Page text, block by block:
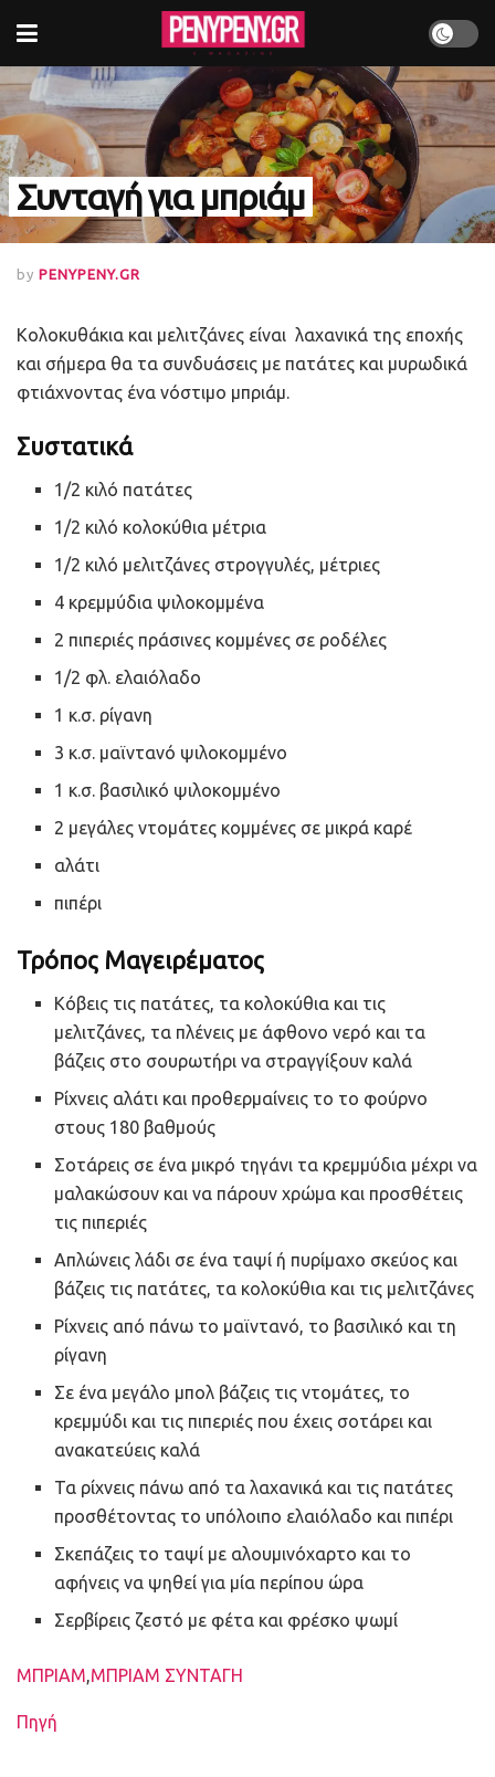
Συνταγή για μπριάμ
by PENYPENY.GR
Κολοκυθάκια και μελιτζάνες είναι λαχανικά της εποχής
και σήμερα θα τα συνδυάσεις με πατάτες και μυρωδικά
φτιάχνοντας ένα νόστιμο μπριάμ.
Συστατικά
1/2 κιλό πατάτες
1/2 κιλό κολοκύθια μέτρια
1/2 κιλό μελιτζάνες στρογγυλές, μέτριες
4 κρεμμύδια ψιλοκομμένα
2 πιπεριές πράσινες κομμένες σε ροδέλες
1/2 φλ. ελαιόλαδο
1 κ.σ. ρίγανη
3 κ.σ. μαϊντανό ψιλοκομμένο
1 κ.σ. βασιλικό ψιλοκομμένο
2 μεγάλες ντομάτες κομμένες σε μικρά καρέ
αλάτι
πιπέρι
Τρόπος Μαγειρέματος
Κόβεις τις πατάτες, τα κολοκύθια και τις
μελιτζάνες, τα πλένεις με άφθονο νερό και τα
βάζεις στο σουρωτήρι να στραγγίξουν καλά
Ρίχνεις αλάτι και προθερμαίνεις το το φούρνο
στους 180 βαθμούς
Σοτάρεις σε ένα μικρό τηγάνι τα κρεμμύδια μέχρι να
μαλακώσουν και να πάρουν χρώμα και προσθέτεις
τις πιπεριές
Απλώνεις λάδι σε ένα ταψί ή πυρίμαχο σκεύος και
βάζεις τις πατάτες, τα κολοκύθια και τις μελιτζάνες
Ρίχνεις από πάνω το μαϊντανό, το βασιλικό και τη
ρίγανη
Σε ένα μεγάλο μπολ βάζεις τις ντομάτες, το
κρεμμύδι και τις πιπεριές που έχεις σοτάρει και
ανακατεύεις καλά
Τα ρίχνεις πάνω από τα λαχανικά και τις πατάτες
προσθέτοντας το υπόλοιπο ελαιόλαδο και πιπέρι
Σκεπάζεις το ταψί με αλουμινόχαρτο και το
αφήνεις να ψηθεί για μία περίπου ώρα
Σερβίρεις ζεστό με φέτα και φρέσκο ψωμί
Ετικέτες
ΜΠΡΙΑΜ,ΜΠΡΙΑΜ ΣΥΝΤΑΓΗ
Πηγή